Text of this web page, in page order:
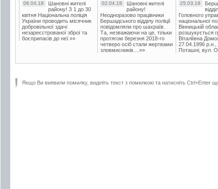
06.04.18
Шановні жителі
району! З 1 до 30
квітня Національна поліція
України проводить місячник
добровільної здачі
незареєстрованої зброї та
боєприпасів до неї.»»
02.04.18
Шановні жителі
району!
Неодноразово працівники
Бершадського відділу поліції
повідомляли про шахраїв.
Та, незважаючи на це, тільки
протягом березня 2018-го
четверо осіб стали жертвами
зловмисників....»»
25.03.18
Головного
національної
Вінницькій
розшукується
Віталіївна
27.04.1996 р.н.,
Поташні, вул.
Якщо Ви виявили помилку, виділіть текст з помилкою та натисніть Ctrl+Enter